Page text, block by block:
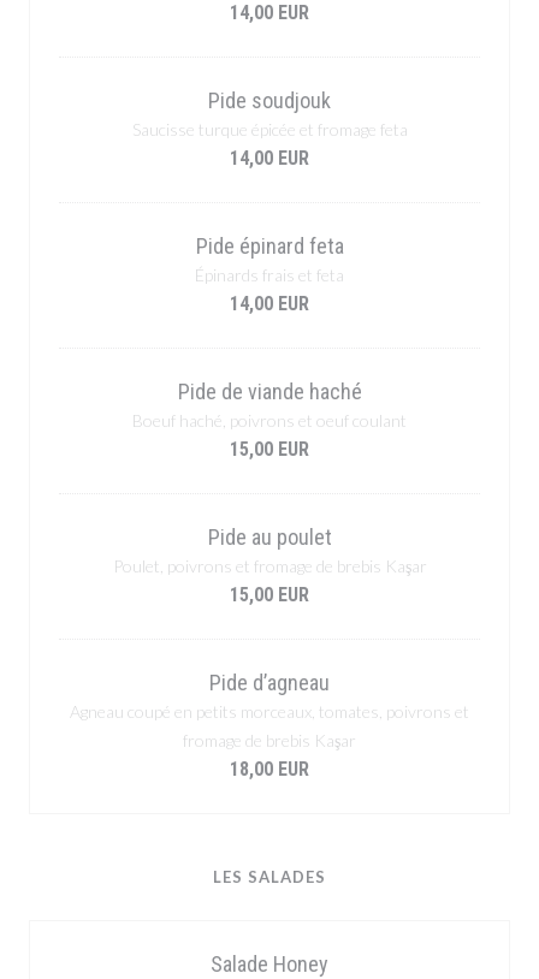
14,00 EUR
Pide soudjouk
Saucisse turque épicée et fromage feta
14,00 EUR
Pide épinard feta
Épinards frais et feta
14,00 EUR
Pide de viande haché
Boeuf haché, poivrons et oeuf coulant
15,00 EUR
Pide au poulet
Poulet, poivrons et fromage de brebis Kaşar
15,00 EUR
Pide d’agneau
Agneau coupé en petits morceaux, tomates, poivrons et
fromage de brebis Kaşar
18,00 EUR
LES SALADES
Salade Honey